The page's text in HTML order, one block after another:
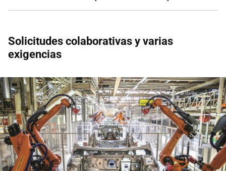
Solicitudes colaborativas y varias
exigencias